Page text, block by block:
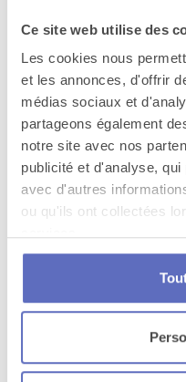
Ce site web utilise des
Les cookies nous
et les annonces, d'offrir
médias sociaux et
partageons également
notre site avec nos
publicité et d'analyse,
avec d'autres
ou qu'ils ont collectées
Mise en place d'un